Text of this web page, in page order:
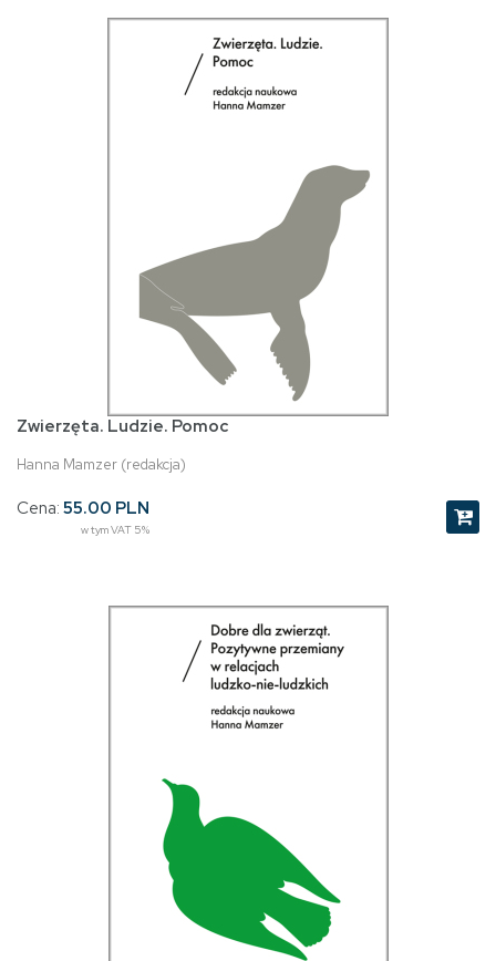
Zwierzęta. Ludzie. Pomoc
Hanna Mamzer (redakcja)
Cena: 55.00 PLN
w tym VAT 5%